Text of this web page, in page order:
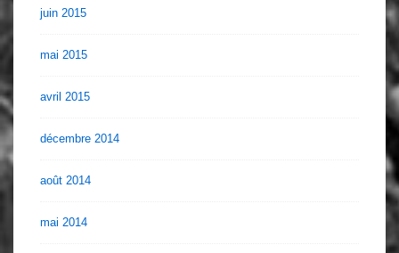
juin 2015
mai 2015
avril 2015
décembre 2014
août 2014
mai 2014